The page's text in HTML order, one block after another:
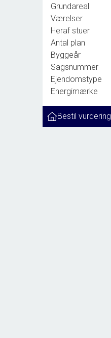
kan
til skole
ro. Et
Grundareal
Værelser
Heraf stuer
Antal plan
Byggeår
Sagsnummer
Ejendomstype
Energimærke
Bestil vurdering